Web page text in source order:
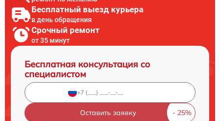
Бесплатный выезд курьера
в день обращения
Срочный ремонт
от 35 минут
Бесплатная консультация со
специалистом
Оставить заявку